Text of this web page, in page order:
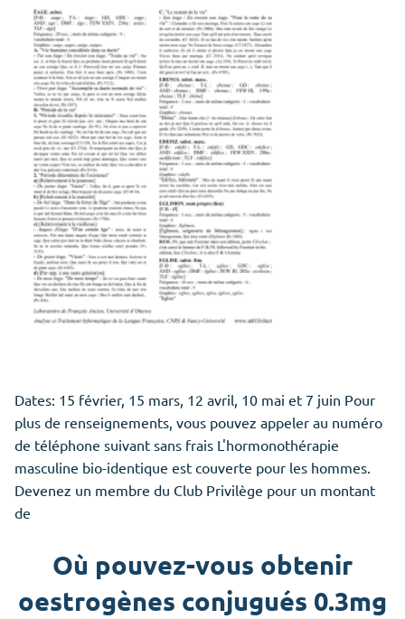
Dates: 15 février, 15 mars, 12 avril, 10 mai et 7 juin Pour
plus de renseignements, vous pouvez appeler au numéro
de téléphone suivant sans frais L'hormonothérapie
masculine bio-identique est couverte pour les hommes.
Devenez un membre du Club Privilège pour un montant
de
Où pouvez-vous obtenir
oestrogènes conjugués 0.3mg